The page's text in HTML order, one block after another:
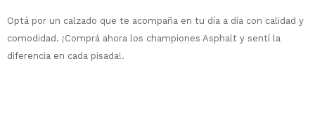
Optá por un calzado que te acompaña en tu día a día con calidad y
comodidad. ¡Comprá ahora los championes Asphalt y sentí la
diferencia en cada pisada!.
Día Mes Año
disponible puede variar por comercio